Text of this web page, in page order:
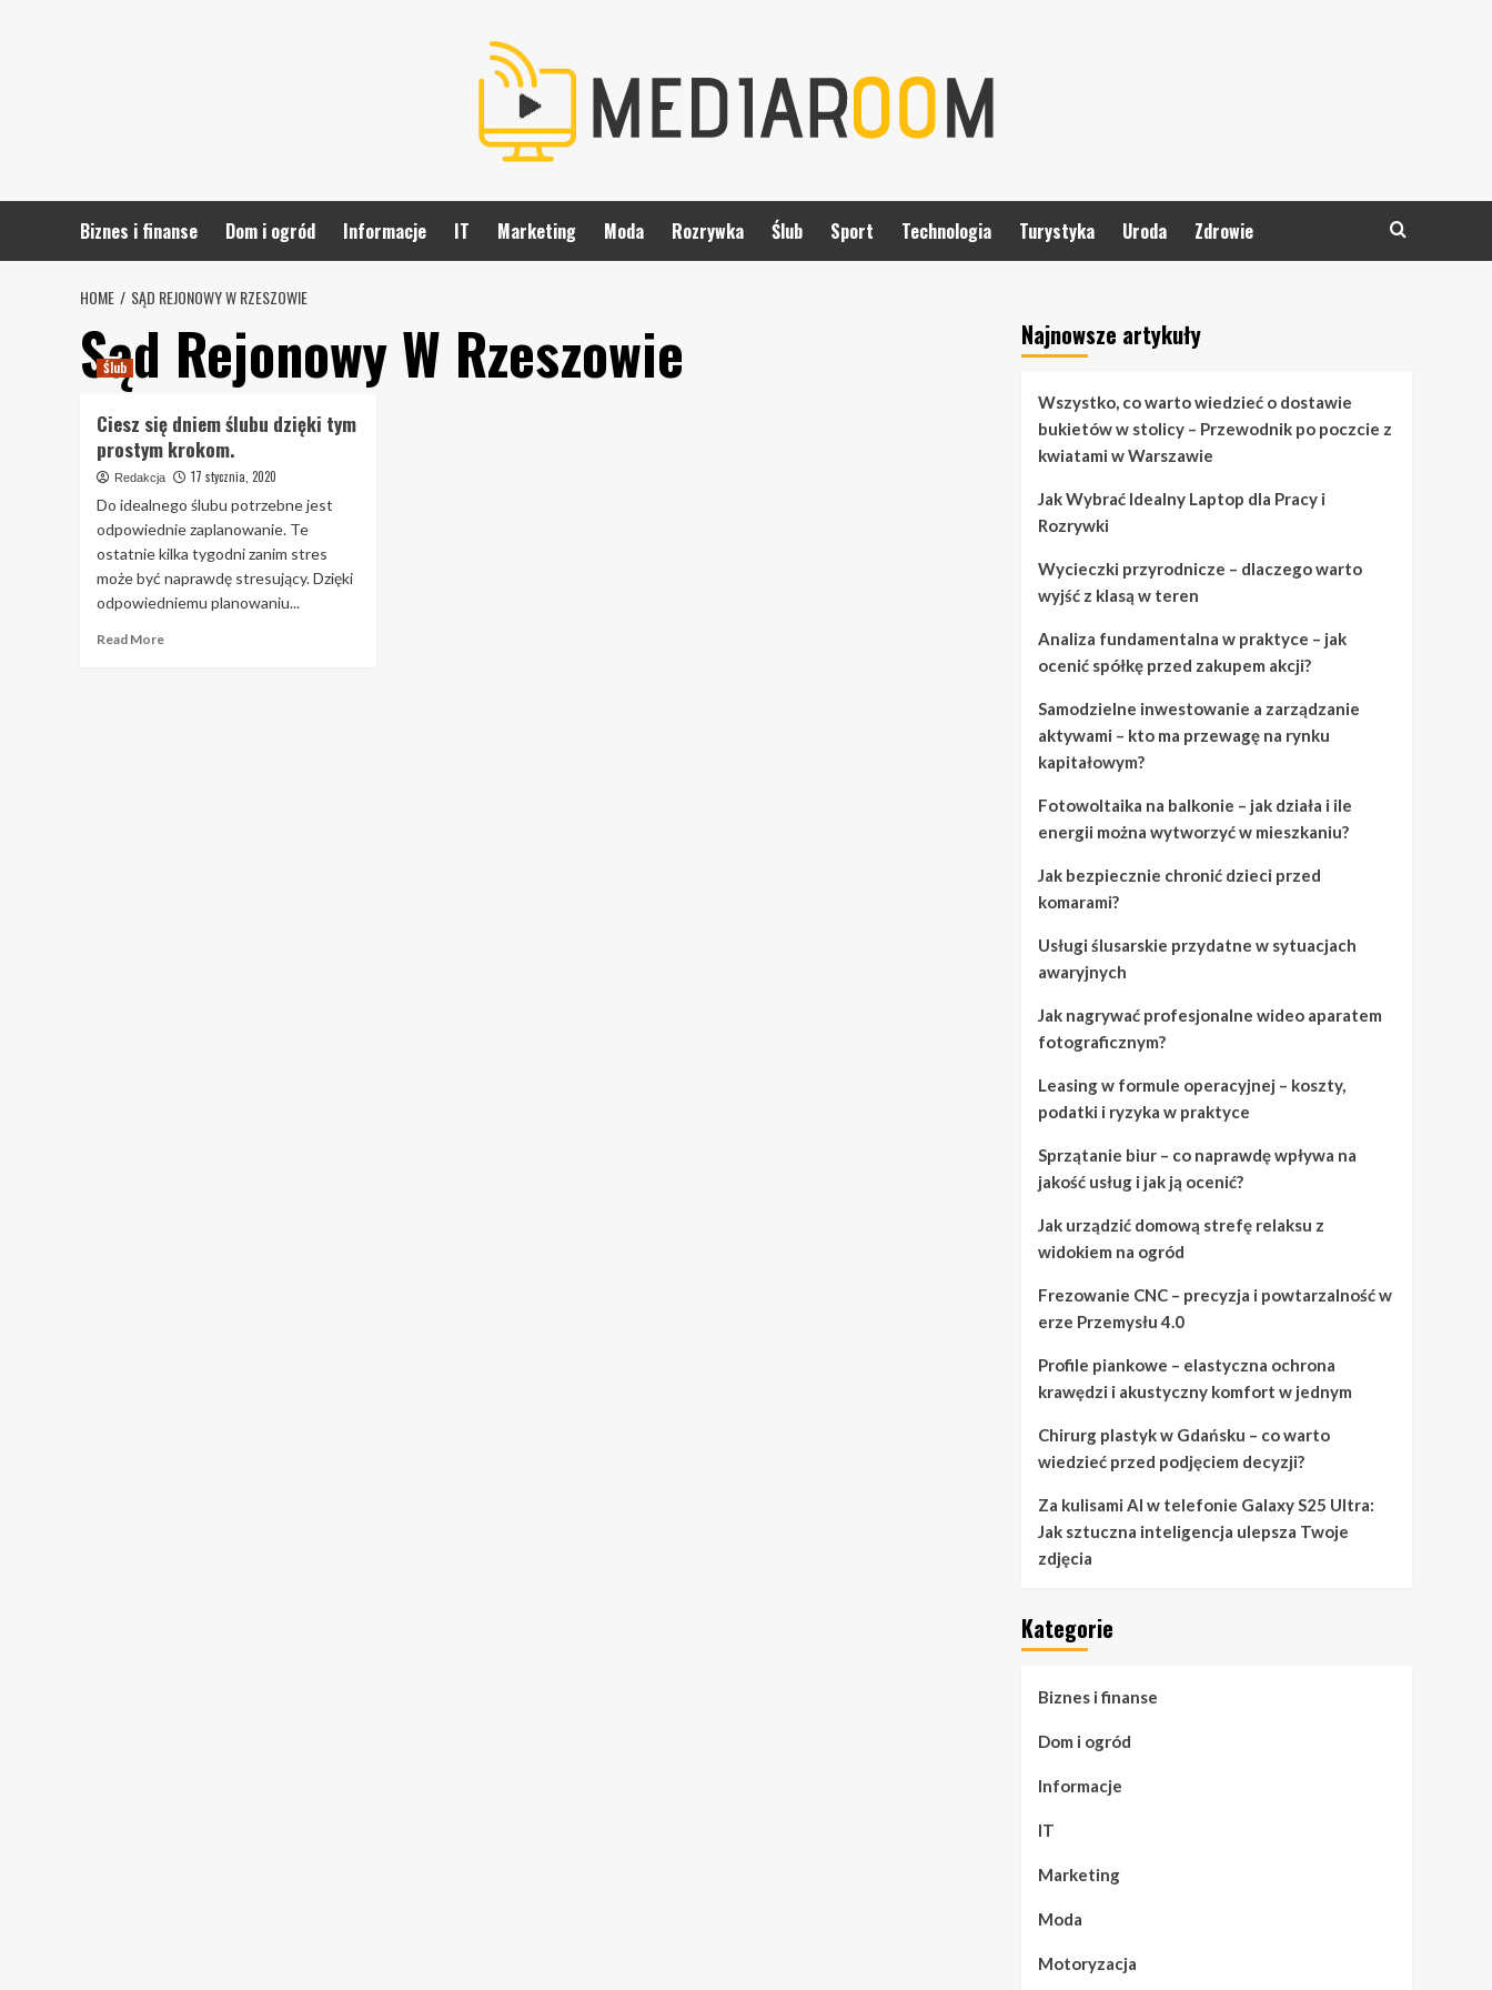
Biznes i finanse Dom i ogród Informacje IT Marketing Moda Rozrywka Ślub Sport Technologia Turystyka Uroda Zdrowie
HOME SĄD REJONOWY W RZESZOWIE
Sąd Rejonowy W Rzeszowie
Ślub
Ciesz się dniem ślubu dzięki tym
prostym krokom.
Redakcja 17 stycznia, 2020
Do idealnego ślubu potrzebne jest
odpowiednie zaplanowanie. Te
ostatnie kilka tygodni zanim stres
może być naprawdę stresujący. Dzięki
odpowiedniemu planowaniu...
Read MoreRead
Najnowsze artykuły
Wszystko, co warto wiedzieć o dostawie
bukietów w stolicy – Przewodnik po poczcie z
kwiatami w Warszawie
Jak Wybrać Idealny Laptop dla Pracy i
Rozrywki
Wycieczki przyrodnicze – dlaczego warto
wyjść z klasą w teren
Analiza fundamentalna w praktyce – jak
ocenić spółkę przed zakupem akcji?
Samodzielne inwestowanie a zarządzanie
aktywami – kto ma przewagę na rynku
kapitałowym?
Fotowoltaika na balkonie – jak działa i ile
energii można wytworzyć w mieszkaniu?
Jak bezpiecznie chronić dzieci przed
komarami?
Usługi ślusarskie przydatne w sytuacjach
awaryjnych
Jak nagrywać profesjonalne wideo aparatem
fotograficznym?
Leasing w formule operacyjnej – koszty,
podatki i ryzyka w praktyce
Sprzątanie biur – co naprawdę wpływa na
jakość usług i jak ją ocenić?
Jak urządzić domową strefę relaksu z
widokiem na ogród
Frezowanie CNC – precyzja i powtarzalność w
erze Przemysłu 4.0
Profile piankowe – elastyczna ochrona
krawędzi i akustyczny komfort w jednym
Chirurg plastyk w Gdańsku – co warto
wiedzieć przed podjęciem decyzji?
Za kulisami AI w telefonie Galaxy S25 Ultra:
Jak sztuczna inteligencja ulepsza Twoje
zdjęcia
Kategorie
Biznes i finanse
Dom i ogród
Informacje
IT
Marketing
Moda
Motoryzacja